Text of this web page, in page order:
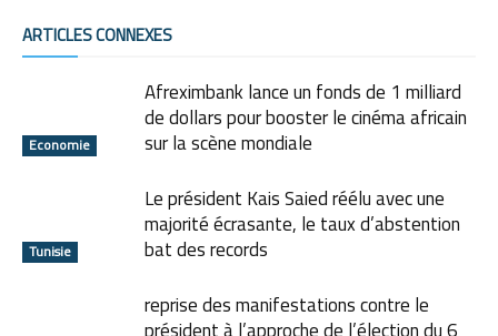
ARTICLES CONNEXES
Economie
Afreximbank lance un fonds de 1 milliard
de dollars pour booster le cinéma africain
sur la scène mondiale
Tunisie
Le président Kais Saied réélu avec une
majorité écrasante, le taux d’abstention
bat des records
reprise des manifestations contre le